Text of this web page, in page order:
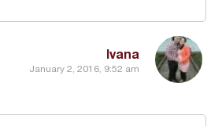
Ivana
January 2, 2016, 9:52 am